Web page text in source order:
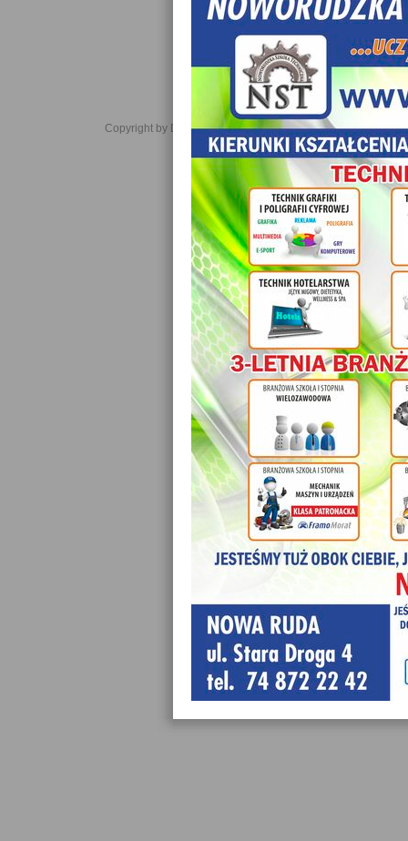
Copyright by Daniel JabĹoĹski 2006-2021. All rights